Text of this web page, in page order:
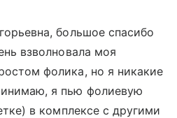
большое спасибо
взволновала моя
фолика, но я никакие
я пью фолиевую
в комплексе с другими